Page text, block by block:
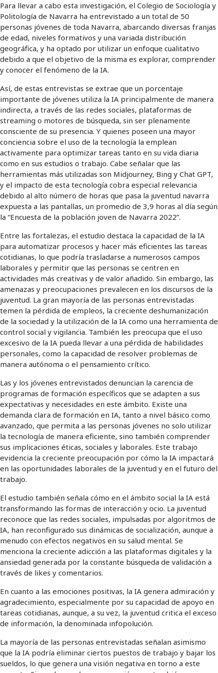
Para llevar a cabo esta investigación, el Colegio de Sociología y
Politología de Navarra ha entrevistado a un total de 50
personas jóvenes de toda Navarra, abarcando diversas franjas
de edad, niveles formativos y una variada distribución
geográfica, y ha optado por utilizar un enfoque cualitativo
debido a que el objetivo de la misma es explorar, comprender
y conocer el fenómeno de la IA.
Así, de estas entrevistas se extrae que un porcentaje
importante de jóvenes utiliza la IA principalmente de manera
indirecta, a través de las redes sociales, plataformas de
streaming o motores de búsqueda, sin ser plenamente
consciente de su presencia. Y quienes poseen una mayor
conciencia sobre el uso de la tecnología la emplean
activamente para optimizar tareas tanto en su vida diaria
como en sus estudios o trabajo. Cabe señalar que las
herramientas más utilizadas son Midjourney, Bing y Chat GPT,
y el impacto de esta tecnología cobra especial relevancia
debido al alto número de horas que pasa la juventud navarra
expuesta a las pantallas, un promedio de 3,9 horas al día según
la “Encuesta de la población joven de Navarra 2022”.
Entre las fortalezas, el estudio destaca la capacidad de la IA
para automatizar procesos y hacer más eficientes las tareas
cotidianas, lo que podría trasladarse a numerosos campos
laborales y permitir que las personas se centren en
actividades más creativas y de valor añadido. Sin embargo, las
amenazas y preocupaciones prevalecen en los discursos de la
juventud. La gran mayoría de las personas entrevistadas
temen la pérdida de empleos, la creciente deshumanización
de la sociedad y la utilización de la IA como una herramienta de
control social y vigilancia. También les preocupa que el uso
excesivo de la IA pueda llevar a una pérdida de habilidades
personales, como la capacidad de resolver problemas de
manera autónoma o el pensamiento crítico.
Las y los jóvenes entrevistados denuncian la carencia de
programas de formación específicos que se adapten a sus
expectativas y necesidades en este ámbito. Existe una
demanda clara de formación en IA, tanto a nivel básico como
avanzado, que permita a las personas jóvenes no solo utilizar
la tecnología de manera eficiente, sino también comprender
sus implicaciones éticas, sociales y laborales. Este trabajo
evidencia la creciente preocupación por cómo la IA impactará
en las oportunidades laborales de la juventud y en el futuro del
trabajo.
El estudio también señala cómo en el ámbito social la IA está
transformando las formas de interacción y ocio. La juventud
reconoce que las redes sociales, impulsadas por algoritmos de
IA, han reconfigurado sus dinámicas de socialización, aunque a
menudo con efectos negativos en su salud mental. Se
menciona la creciente adicción a las plataformas digitales y la
ansiedad generada por la constante búsqueda de validación a
través de likes y comentarios.
En cuanto a las emociones positivas, la IA genera admiración y
agradecimiento, especialmente por su capacidad de apoyo en
tareas cotidianas, aunque, a su vez, la juventud critica el exceso
de información, la denominada infopolución.
La mayoría de las personas entrevistadas señalan asimismo
que la IA podría eliminar ciertos puestos de trabajo y bajar los
sueldos, lo que genera una visión negativa en torno a este